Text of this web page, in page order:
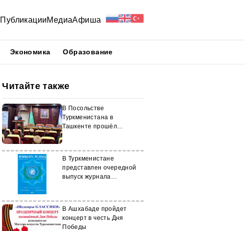
ПубликацииМедиаАфиша
Экономика Образование
Читайте также
В Посольстве
Туркменистана в
Ташкенте прошёл
В Туркменистане
представлен очередной
выпуск журнала
В Ашхабаде пройдет
концерт в честь Дня
Победы